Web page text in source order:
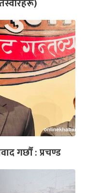
गर्छौं : प्रचण्ड